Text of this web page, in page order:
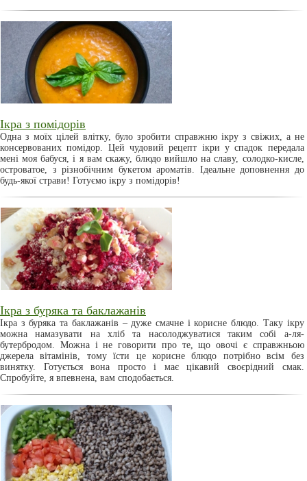
Ікра з помідорів
Одна з моїх цілей влітку, було зробити справжню ікру з свіжих, а не
консервованих помідор. Цей чудовий рецепт ікри у спадок передала
мені моя бабуся, і я вам скажу, блюдо вийшло на славу, солодко-кисле,
островатое, з різнобічним букетом ароматів. Ідеальне доповнення до
будь-якої страви! Готуємо ікру з помідорів!
Ікра з буряка та баклажанів
Ікра з буряка та баклажанів – дуже смачне і корисне блюдо. Таку ікру
можна намазувати на хліб та насолоджуватися таким собі а-ля-
бутербродом. Можна і не говорити про те, що овочі є справжньою
джерела вітамінів, тому їсти це корисне блюдо потрібно всім без
винятку. Готується вона просто і має цікавий своєрідний смак.
Спробуйте, я впевнена, вам сподобається.